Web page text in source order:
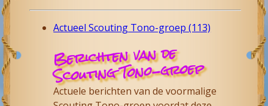
Actueel Scouting Tono-groep (113)
Berichten van de
Scouting Tono-groep
Actuele berichten van de voormalige